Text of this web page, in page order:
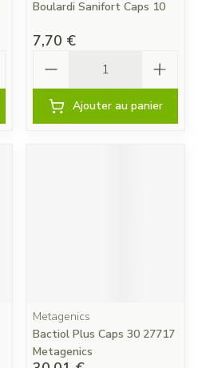
Boulardi Sanifort Caps 10
7,70 €
Ajouter au panier
Metagenics
Bactiol Plus Caps 30 27717
Metagenics